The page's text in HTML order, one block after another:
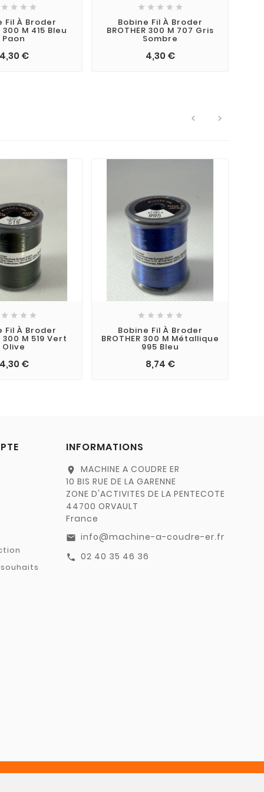
   
Fil À Broder
300 M 415 Bleu
Paon
€
    
Bobine Fil À Broder
BROTHER 300 M 707 Gris
Sombre
4,30 €
 
   
Fil À Broder
300 M 519 Vert
Olive
€
    
Bobine Fil À Broder
BROTHER 300 M Métallique
995 Bleu
8,74 €
INFORMATIONS
location_on
MACHINE A COUDRE ER
10 BIS RUE DE LA GARENNE
ZONE D'ACTIVITES DE LA PENTECOTE
44700 ORVAULT
France
email info@machine-a-coudre-er.fr
call 02 40 35 46 36